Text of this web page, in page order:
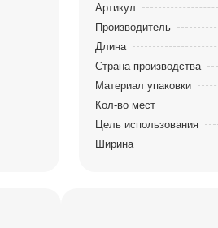
Артикул
Производитель
Длина
Страна производства
Материал упаковки
Кол-во мест
Цель использования
Ширина